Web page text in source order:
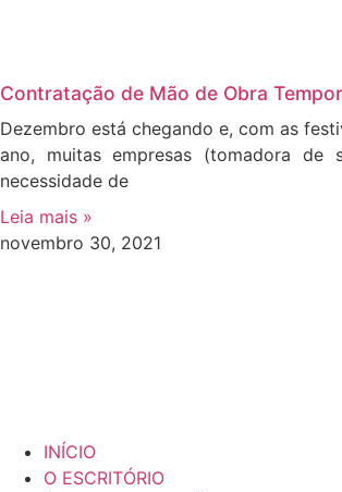
Contratação de Mão de Obra
Dezembro está chegando e, com as
ano, muitas empresas (tomadora de
necessidade de
Leia mais »
novembro 30, 2021
INÍCIO
O ESCRITÓRIO